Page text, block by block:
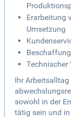
Erarbeitung
Umsetzung
Technischer
Ihr
sowohl in der
tätig sein und